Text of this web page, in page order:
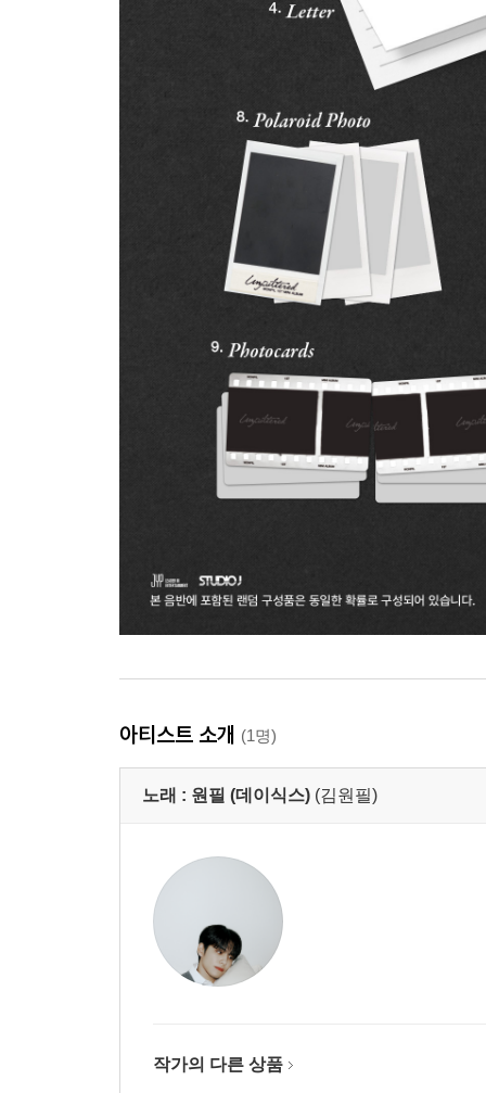
아티스트 소개 (1명)
노래 : 원필 (데이식스) (김원필)
작가의 다른 상품